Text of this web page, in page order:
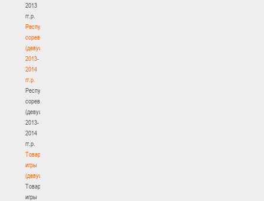
2013
гг.р.
Республиканские
соревнования
(девушки)
2013-
2014
гг.р.
Республиканские
соревнования
(девушки)
2013-
2014
гг.р.
Товарищеские
игры
(девушки)
Товарищеские
игры